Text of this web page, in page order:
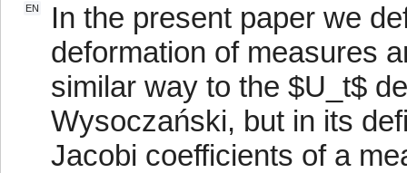
EN
In the present paper we
deformation of measures
similar way to the $U_t$
Wysoczański, but in its
Jacobi coefficients of a